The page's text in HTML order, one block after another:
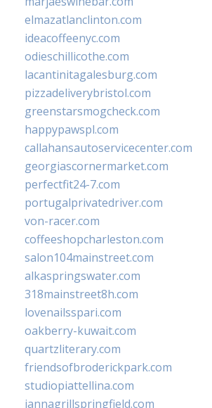
elmazatlanclinton.com
ideacoffeenyc.com
odieschillicothe.com
lacantinitagalesburg.com
pizzadeliverybristol.com
greenstarsmogcheck.com
happypawspl.com
callahansautoservicecenter.com
georgiascornermarket.com
perfectfit24-7.com
portugalprivatedriver.com
von-racer.com
coffeeshopcharleston.com
salon104mainstreet.com
alkaspringswater.com
318mainstreet8h.com
lovenailsspari.com
oakberry-kuwait.com
quartzliterary.com
friendsofbroderickpark.com
studiopiattellina.com
jannagrillspringfield.com